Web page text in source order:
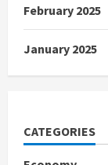
February 2025
January 2025
CATEGORIES